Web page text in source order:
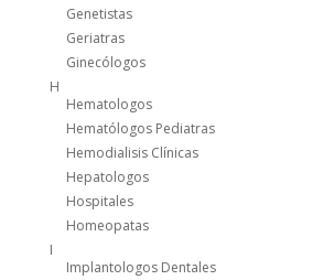
Genetistas
Geriatras
Ginecólogos
H
Hematologos
Hematólogos Pediatras
Hemodialisis Clínicas
Hepatologos
Hospitales
Homeopatas
I
Implantologos Dentales